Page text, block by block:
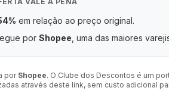
em relação ao preço original.
por Shopee , uma das maiores
por Shopee. O Clube dos Descontos é um
através deste link, sem custo adicional